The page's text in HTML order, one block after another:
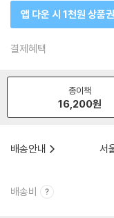
앱 다운 시 1천원 상품권
결제혜택
종이책
16,200원
배송안내
서
배송비